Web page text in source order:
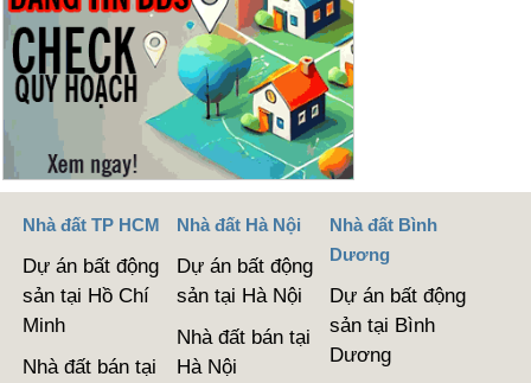
Nhà đất TP HCM
Dự án bất động
sản tại Hồ Chí
Minh
Nhà đất bán tại
Nhà đất Hà Nội
Dự án bất động
sản tại Hà Nội
Nhà đất bán tại
Hà Nội
Nhà đất Bình
Dương
Dự án bất động
sản tại Bình
Dương